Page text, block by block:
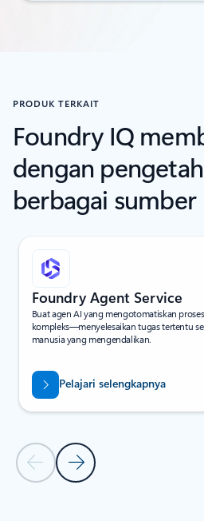
PRODUK TERKAIT
Foundry IQ
dengan
berbagai sumber
Menampilkan slide 1 dari 5
Slide Sebelumnya
Slide Berikutnya
Foundry Agent Service
Buat agen AI yang mengotomatiskan
kompleks—menyelesaikan tugas tertentu
manusia yang mengendalikan.
Pelajari selengkapnya